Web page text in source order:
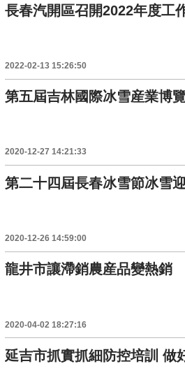
長春汽開區召開2022年度工
2022-02-13 15:26:50
第五屆吉林國際冰雪産業博
2020-12-27 14:21:33
第二十四屆長春冰雪節冰雪
2020-12-26 14:59:00
龍井市讓滯銷農産品變熱銷
2020-04-02 18:27:16
延吉市抓實抓細防控培訓 做